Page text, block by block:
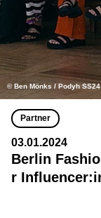
© Ben Mönks / Podyh
Partner
03.01.2024
Berlin
r